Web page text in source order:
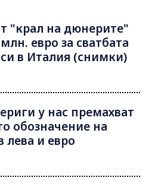
"крал на дюнерите"
евро за сватбата
в Италия (снимки)
у нас премахват
обозначение на
лева и евро